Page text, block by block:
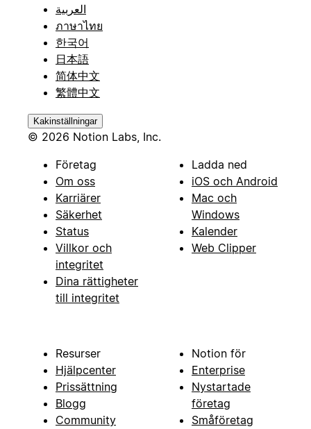
العربية
ภาษาไทย
한국어
日本語
简体中文
繁體中文
Kakinställningar
© 2026 Notion Labs, Inc.
Företag
Om oss
Karriärer
Säkerhet
Status
Villkor och
integritet
Dina rättigheter
till integritet
Ladda ned
iOS och Android
Mac och
Windows
Kalender
Web Clipper
Resurser
Hjälpcenter
Prissättning
Blogg
Community
Notion för
Enterprise
Nystartade
företag
Småföretag